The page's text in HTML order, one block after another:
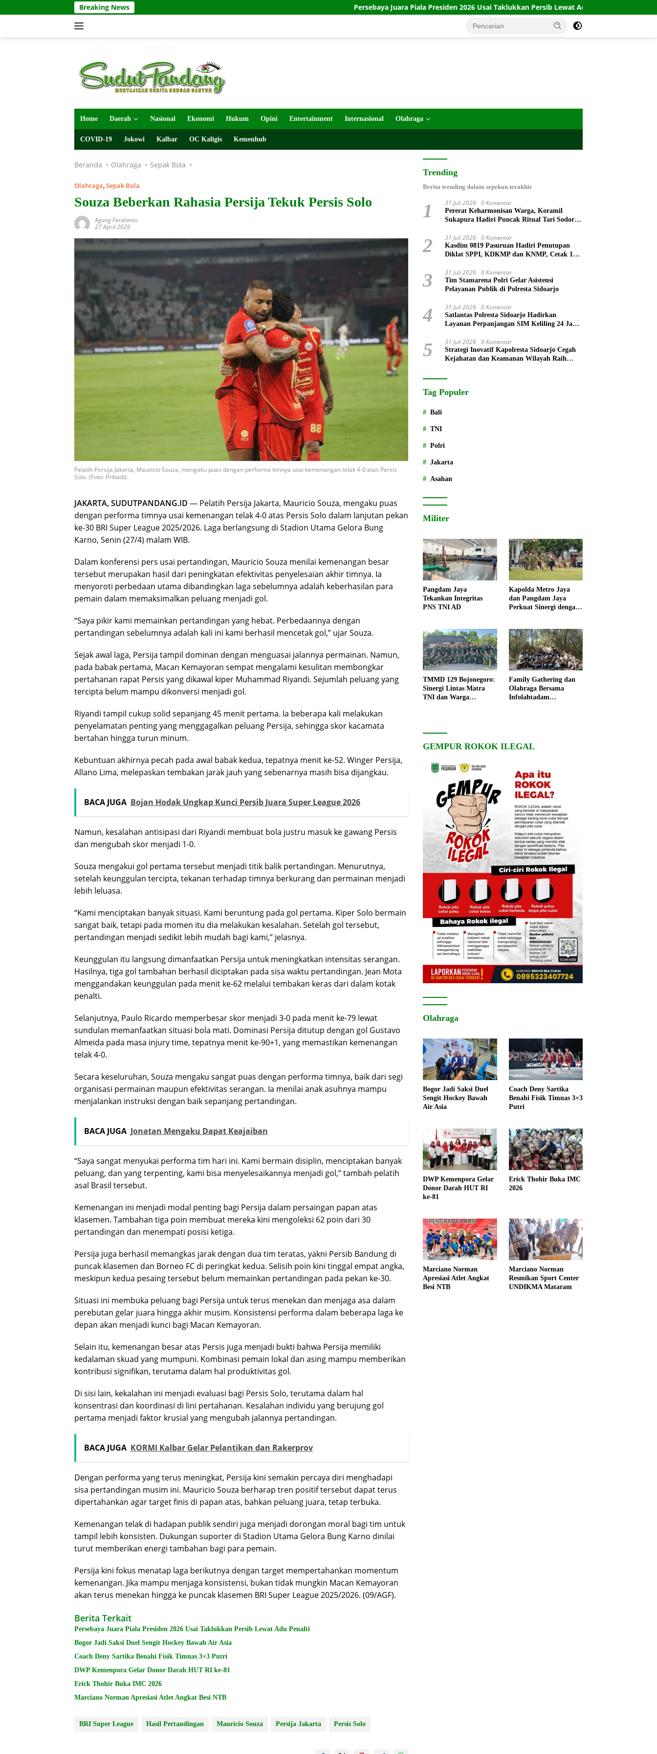
ke
Breaking News Persebaya Juara Piala Presiden 2026 Usai Taklukkan Persib Lewat Adu Penalti
Home Daerah Nasional Ekonomi Hukum Opini Entertainment Internasional Olahraga
COVID-19 Jokowi Kalbar OC Kaligis Kemenhub
Beranda Olahraga Sepak Bola
Olahraga,Sepak Bola
Souza Beberkan Rahasia Persija Tekuk Persis Solo
Agung Ferdianto
27 April 2026
Pelatih Persija Jakarta, Mauricio Souza, mengaku puas dengan performa timnya usai kemenangan telak 4-0 atas Persis
Solo. (Foto: Pribadi).
JAKARTA, SUDUTPANDANG.ID — Pelatih Persija Jakarta, Mauricio Souza, mengaku puas
dengan performa timnya usai kemenangan telak 4-0 atas Persis Solo dalam lanjutan pekan
ke-30 BRI Super League 2025/2026. Laga berlangsung di Stadion Utama Gelora Bung
Karno, Senin (27/4) malam WIB.
Dalam konferensi pers usai pertandingan, Mauricio Souza menilai kemenangan besar
tersebut merupakan hasil dari peningkatan efektivitas penyelesaian akhir timnya. Ia
menyoroti perbedaan utama dibandingkan laga sebelumnya adalah keberhasilan para
pemain dalam memaksimalkan peluang menjadi gol.
“Saya pikir kami memainkan pertandingan yang hebat. Perbedaannya dengan
pertandingan sebelumnya adalah kali ini kami berhasil mencetak gol,” ujar Souza.
Sejak awal laga, Persija tampil dominan dengan menguasai jalannya permainan. Namun,
pada babak pertama, Macan Kemayoran sempat mengalami kesulitan membongkar
pertahanan rapat Persis yang dikawal kiper Muhammad Riyandi. Sejumlah peluang yang
tercipta belum mampu dikonversi menjadi gol.
Riyandi tampil cukup solid sepanjang 45 menit pertama. Ia beberapa kali melakukan
penyelamatan penting yang menggagalkan peluang Persija, sehingga skor kacamata
bertahan hingga turun minum.
Kebuntuan akhirnya pecah pada awal babak kedua, tepatnya menit ke-52. Winger Persija,
Allano Lima, melepaskan tembakan jarak jauh yang sebenarnya masih bisa dijangkau.
BACA JUGA Bojan Hodak Ungkap Kunci Persib Juara Super League 2026
Namun, kesalahan antisipasi dari Riyandi membuat bola justru masuk ke gawang Persis
dan mengubah skor menjadi 1-0.
Souza mengakui gol pertama tersebut menjadi titik balik pertandingan. Menurutnya,
setelah keunggulan tercipta, tekanan terhadap timnya berkurang dan permainan menjadi
lebih leluasa.
“Kami menciptakan banyak situasi. Kami beruntung pada gol pertama. Kiper Solo bermain
sangat baik, tetapi pada momen itu dia melakukan kesalahan. Setelah gol tersebut,
pertandingan menjadi sedikit lebih mudah bagi kami,” jelasnya.
Keunggulan itu langsung dimanfaatkan Persija untuk meningkatkan intensitas serangan.
Hasilnya, tiga gol tambahan berhasil diciptakan pada sisa waktu pertandingan. Jean Mota
menggandakan keunggulan pada menit ke-62 melalui tembakan keras dari dalam kotak
penalti.
Selanjutnya, Paulo Ricardo memperbesar skor menjadi 3-0 pada menit ke-79 lewat
sundulan memanfaatkan situasi bola mati. Dominasi Persija ditutup dengan gol Gustavo
Almeida pada masa injury time, tepatnya menit ke-90+1, yang memastikan kemenangan
telak 4-0.
Secara keseluruhan, Souza mengaku sangat puas dengan performa timnya, baik dari segi
organisasi permainan maupun efektivitas serangan. Ia menilai anak asuhnya mampu
menjalankan instruksi dengan baik sepanjang pertandingan.
BACA JUGA Jonatan Mengaku Dapat Keajaiban
“Saya sangat menyukai performa tim hari ini. Kami bermain disiplin, menciptakan banyak
peluang, dan yang terpenting, kami bisa menyelesaikannya menjadi gol,” tambah pelatih
asal Brasil tersebut.
Kemenangan ini menjadi modal penting bagi Persija dalam persaingan papan atas
klasemen. Tambahan tiga poin membuat mereka kini mengoleksi 62 poin dari 30
pertandingan dan menempati posisi ketiga.
Persija juga berhasil memangkas jarak dengan dua tim teratas, yakni Persib Bandung di
puncak klasemen dan Borneo FC di peringkat kedua. Selisih poin kini tinggal empat angka,
meskipun kedua pesaing tersebut belum memainkan pertandingan pada pekan ke-30.
Situasi ini membuka peluang bagi Persija untuk terus menekan dan menjaga asa dalam
perebutan gelar juara hingga akhir musim. Konsistensi performa dalam beberapa laga ke
depan akan menjadi kunci bagi Macan Kemayoran.
Selain itu, kemenangan besar atas Persis juga menjadi bukti bahwa Persija memiliki
kedalaman skuad yang mumpuni. Kombinasi pemain lokal dan asing mampu memberikan
kontribusi signifikan, terutama dalam hal produktivitas gol.
Di sisi lain, kekalahan ini menjadi evaluasi bagi Persis Solo, terutama dalam hal
konsentrasi dan koordinasi di lini pertahanan. Kesalahan individu yang berujung gol
pertama menjadi faktor krusial yang mengubah jalannya pertandingan.
BACA JUGA KORMI Kalbar Gelar Pelantikan dan Rakerprov
Dengan performa yang terus meningkat, Persija kini semakin percaya diri menghadapi
sisa pertandingan musim ini. Mauricio Souza berharap tren positif tersebut dapat terus
dipertahankan agar target finis di papan atas, bahkan peluang juara, tetap terbuka.
Kemenangan telak di hadapan publik sendiri juga menjadi dorongan moral bagi tim untuk
tampil lebih konsisten. Dukungan suporter di Stadion Utama Gelora Bung Karno dinilai
turut memberikan energi tambahan bagi para pemain.
Persija kini fokus menatap laga berikutnya dengan target mempertahankan momentum
kemenangan. Jika mampu menjaga konsistensi, bukan tidak mungkin Macan Kemayoran
akan terus menekan hingga ke puncak klasemen BRI Super League 2025/2026. (09/AGF).
Berita Terkait
Persebaya Juara Piala Presiden 2026 Usai Taklukkan Persib Lewat Adu Penalti
Bogor Jadi Saksi Duel Sengit Hockey Bawah Air Asia
Coach Deny Sartika Benahi Fisik Timnas 3×3 Putri
DWP Kemenpora Gelar Donor Darah HUT RI ke-81
Erick Thohir Buka IMC 2026
Marciano Norman Apresiasi Atlet Angkat Besi NTB
BRI Super League Hasil Pertandingan Mauricio Souza Persija Jakarta Persis Solo
Trending
Berita trending dalam sepekan terakhir
1 31 Juli 2026 0 Komentar
Pererat Keharmonisan Warga, Koramil
Sukapura Hadiri Puncak Ritual Tari Sodoran
2 31 Juli 2026 0 Komentar
Kasdim 0819 Pasuruan Hadiri Penutupan
Diklat SPPI, KDKMP dan KNMP, Cetak 172
3 31 Juli 2026 0 Komentar
Tim Stamarena Polri Gelar Asistensi
Pelayanan Publik di Polresta Sidoarjo
4 31 Juli 2026 0 Komentar
Satlantas Polresta Sidoarjo Hadirkan
Layanan Perpanjangan SIM Keliling 24 Jam
5 31 Juli 2026 0 Komentar
Strategi Inovatif Kapolresta Sidoarjo Cegah
Kejahatan dan Keamanan Wilayah Raih
Tag Populer
Bali
TNI
Polri
Jakarta
Asahan
Militer
Pangdam Jaya
Tekankan Integritas
PNS TNI AD
Kapolda Metro Jaya
dan Pangdam Jaya
Perkuat Sinergi dengan
TMMD 129 Bojonegoro:
Sinergi Lintas Matra
TNI dan Warga
Family Gathering dan
Olahraga Bersama
Infolahtadam
GEMPUR ROKOK ILEGAL
Olahraga
Bogor Jadi Saksi Duel
Sengit Hockey Bawah
Air Asia
Coach Deny Sartika
Benahi Fisik Timnas 3×3
Putri
DWP Kemenpora Gelar
Donor Darah HUT RI
ke-81
Erick Thohir Buka IMC
2026
Marciano Norman
Apresiasi Atlet Angkat
Besi NTB
Marciano Norman
Resmikan Sport Center
UNDIKMA Mataram